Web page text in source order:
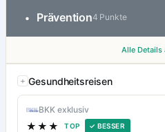
• Prävention4 Punkte
Alle Details
Gesundheitsreisen
BKK exklusiv
★★★ TOP ✓ BESSER